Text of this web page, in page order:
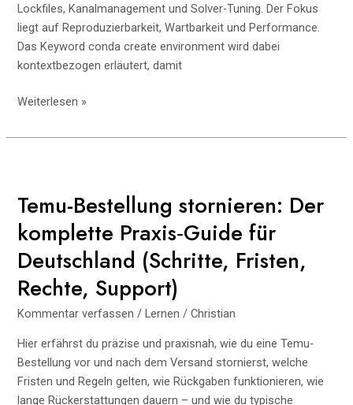
Lockfiles, Kanalmanagement und Solver-Tuning. Der Fokus
liegt auf Reproduzierbarkeit, Wartbarkeit und Performance.
Das Keyword conda create environment wird dabei
kontextbezogen erläutert, damit
Conda-
richtig
verwalten:
Praxisleitfaden
für
stabile,
reproduzierbare
Python-
Setups
Weiterlesen »
Temu-Bestellung stornieren: Der
komplette Praxis‑Guide für
Deutschland (Schritte, Fristen,
Rechte, Support)
Kommentar verfassen /Lernen /Christian
Hier erfährst du präzise und praxisnah, wie du eine Temu-
Bestellung vor und nach dem Versand stornierst, welche
Fristen und Regeln gelten, wie Rückgaben funktionieren, wie
lange Rückerstattungen dauern – und wie du typische